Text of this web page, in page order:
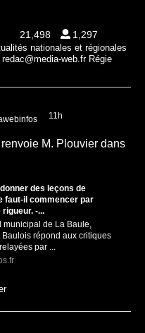
21,498 1,297
nationales et régionales
web.fr Régie
11h
M. Plouvier dans
des leçons de
faut-il commencer par
-...
de La Baule,
répond aux critiques
par ...